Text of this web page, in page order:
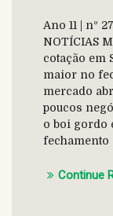
Ano 11 | nº
NOTÍCIAS
cotação em
maior no
mercado
poucos
o boi gordo
fechamento
Continue